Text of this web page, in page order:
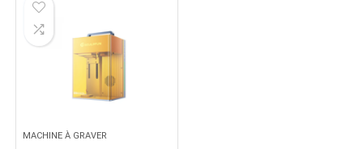
MACHINE À GRAVER